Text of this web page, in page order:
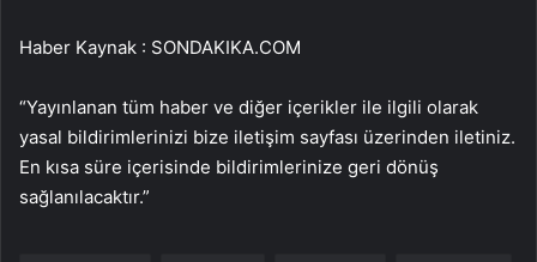
Haber Kaynak : SONDAKIKA.COM
“Yayınlanan tüm haber ve diğer içerikler ile ilgili olarak
yasal bildirimlerinizi bize iletişim sayfası üzerinden iletiniz.
En kısa süre içerisinde bildirimlerinize geri dönüş
sağlanılacaktır.”